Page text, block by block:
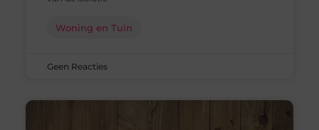
Woning en Tuin
Geen Reacties